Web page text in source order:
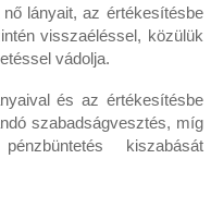
lányait, az értékesítésbe
visszaéléssel, közülük
vádolja.
és az értékesítésbe
szabadságvesztés, míg
kiszabását